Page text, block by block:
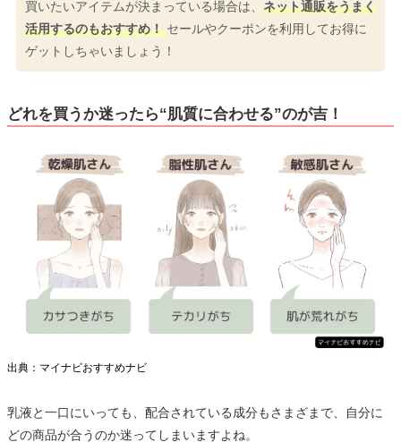
買いたいアイテムが決まっている場合は、 ネット通販をうまく
活用するのもおすすめ！セールやクーポンを利用してお得に
ゲットしちゃいましょう！
どれを買うか迷ったら“肌質に合わせる”のが吉！
出典：マイナビおすすめナビ
乳液と一口にいっても、配合されている成分もさまざまで、自分に
どの商品が合うのか迷ってしまいますよね。